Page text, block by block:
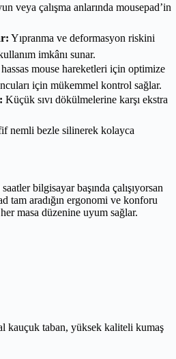
veya çalışma anlarında mousepad’in
Yıpranma ve deformasyon riskini
imkânı sunar.
hassas mouse hareketleri için optimize
için mükemmel kontrol sağlar.
Küçük sıvı dökülmelerine karşı ekstra
nemli bezle silinerek kolayca
bilgisayar başında çalışıyorsan
tam aradığın ergonomi ve konforu
masa düzenine uyum sağlar.
kauçuk taban, yüksek kaliteli kumaş